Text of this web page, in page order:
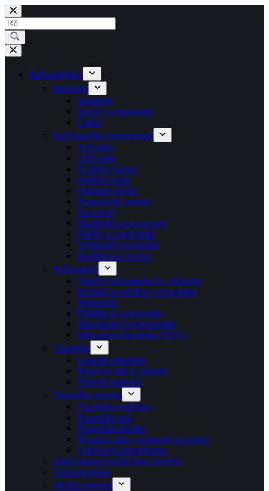
Skip
to
content
Products
search
Računalništvo
Monitorji
Monitorji
Nosilci za monitorje
Čistila
Računalniške komponente
Trdi diski
SSD diski
Grafične kartice
Optične enote
Osnovne plošče
Pomnilniški moduli
Procesorji
Hladilniki za procesorje
Ohišja in napajalniki
Ventilatorji in dodatki
Razširitvene kartice
Računalniki
Tablični računalniki in e-Bralniki
Dodatki za tablične računalnike
Prenosniki
Dodatki za prenosnike
Napajalniki za prenosnike
Mini-micro-barebone (NUC)
Tiskalniki
Laserski tiskalniki
Rezervni deli in dodatki
Potrošni material
Pisarniška oprema
Pisarniško pohištvo
Pisarniški stoli
Pisarniška tehnika
Sit-stand mize, podstavki in nosilci
Uničevalci dokumentov
Ojačevalniki brezžičnega omrežja
Usmerjevalniki
Mrežna oprema